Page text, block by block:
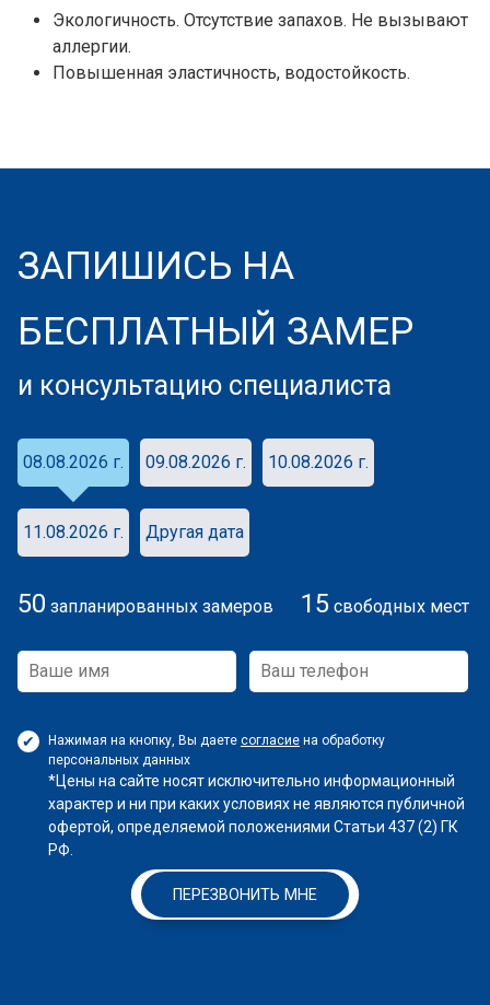
Экологичность. Отсутствие запахов. Не вызывают
аллергии.
Повышенная эластичность, водостойкость.
ЗАПИШИСЬ НА
БЕСПЛАТНЫЙ ЗАМЕР
и консультацию специалиста
08.08.2026 г. 09.08.2026 г. 10.08.2026 г.
11.08.2026 г. Другая дата
50 запланированных замеров 15 свободных мест
Нажимая на кнопку, Вы даете согласие на обработку
персональных данных
*Цены на сайте носят исключительно информационный
характер и ни при каких условиях не являются публичной
офертой, определяемой положениями Статьи 437 (2) ГК
РФ.
ПЕРЕЗВОНИТЬ МНЕ